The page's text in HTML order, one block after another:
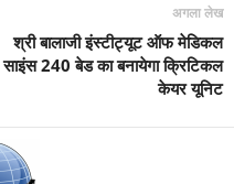
अगला लेख
श्री बालाजी इंस्टीट्यूट ऑफ मेडिकल
साइंस 240 बेड का बनायेगा क्रिटिकल
केयर यूनिट